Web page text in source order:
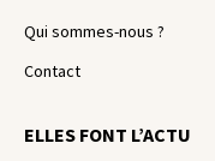
Qui sommes-nous ?
Contact
ELLES FONT L’ACTU